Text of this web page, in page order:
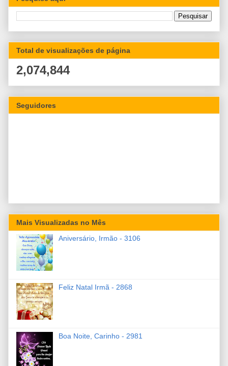
Total de visualizações de página
2,074,844
Seguidores
Mais Visualizadas no Mês
Aniversário, Irmão - 3106
Feliz Natal Irmã - 2868
Boa Noite, Carinho - 2981